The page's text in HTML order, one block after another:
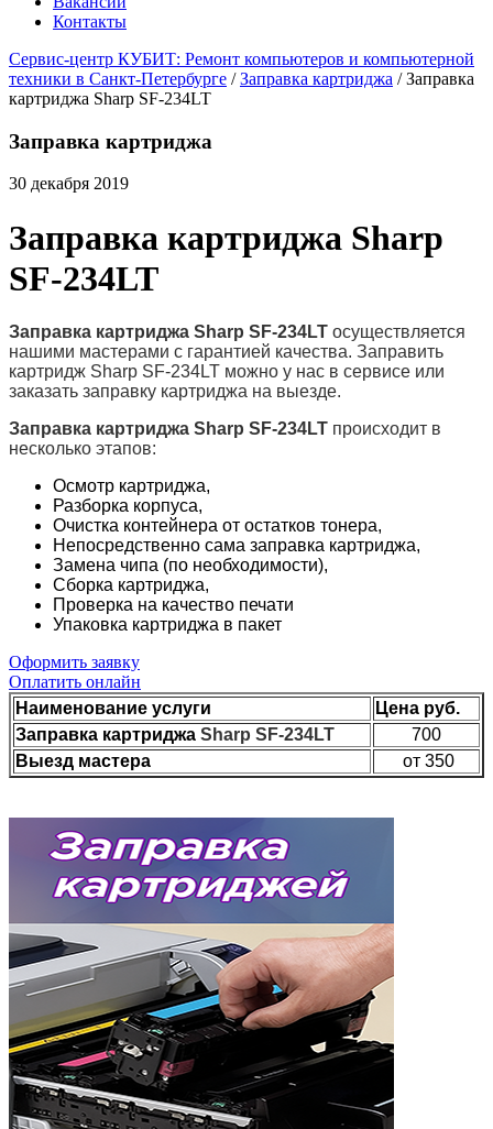
Контакты
Сервис-центр КУБИТ: Ремонт компьютеров и компьютерной
техники в Санкт-Петербурге / Заправка картриджа / Заправка
картриджа Sharp SF-234LT
Заправка картриджа
30 декабря 2019
Заправка картриджа Sharp
SF-234LT
Заправка картриджа Sharp SF-234LT осуществляется
нашими мастерами с гарантией качества. Заправить
картридж Sharp SF-234LT можно у нас в сервисе или
заказать заправку картриджа на выезде.
Заправка картриджа Sharp SF-234LT происходит в
несколько этапов:
Осмотр картриджа,
Разборка корпуса,
Очистка контейнера от остатков тонера,
Непосредственно сама заправка картриджа,
Замена чипа (по необходимости),
Сборка картриджа,
Проверка на качество печати
Упаковка картриджа в пакет
Оформить заявку
Оплатить онлайн
Наименование услуги
Цена руб.
Заправка картриджа Sharp SF-234LT
700
Выезд мастера
от 350